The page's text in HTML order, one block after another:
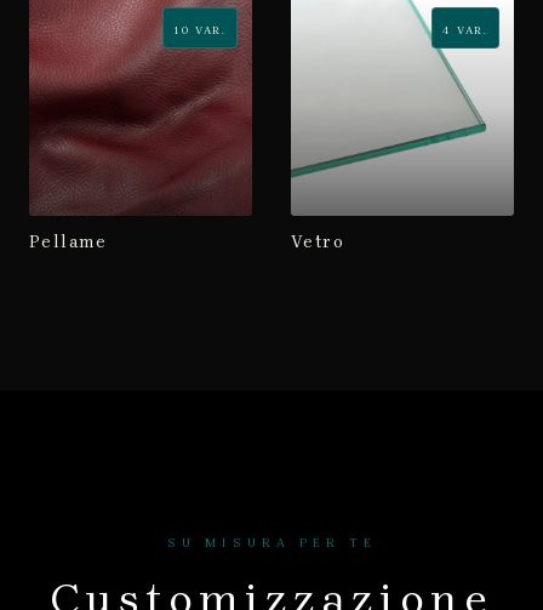
10 VAR.
Pellame
4 VAR.
Vetro
SU MISURA PER TE
Customizzazione